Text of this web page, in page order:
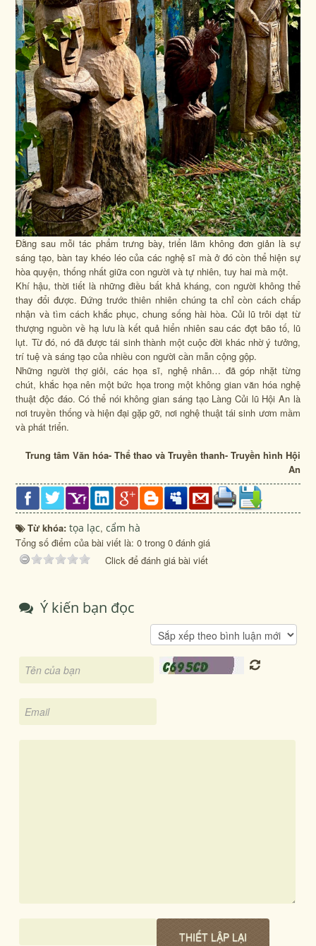
Đằng sau mỗi tác phẩm trưng bày, triển lãm không đơn giản là sự
sáng tạo, bàn tay khéo léo của các nghệ sĩ mà ở đó còn thể hiện sự
hòa quyện, thống nhất giữa con người và tự nhiên, tuy hai mà một.
Khí hậu, thời tiết là những điều bất khả kháng, con người không thể
thay đổi được. Đứng trước thiên nhiên chúng ta chỉ còn cách chấp
nhận và tìm cách khắc phục, chung sống hài hòa. Củi lũ trôi dạt từ
thượng nguồn về hạ lưu là kết quả hiển nhiên sau các đợt bão tố, lũ
lụt. Từ đó, nó đã được tái sinh thành một cuộc đời khác nhờ ý tưởng,
trí tuệ và sáng tạo của nhiều con người cần mẫn cộng gộp.
Những người thợ giỏi, các họa sĩ, nghệ nhân… đã góp nhặt từng
chút, khắc họa nên một bức họa trong một không gian văn hóa nghệ
thuật độc đáo. Có thể nói không gian sáng tạo Làng Củi lũ Hội An là
nơi truyền thống và hiện đại gặp gỡ, nơi nghệ thuật tái sinh ươm mầm
và phát triển.
Trung tâm Văn hóa- Thể thao và Truyền thanh- Truyền hình Hội
An
Từ khóa:tọa lạc,cẩm hà
Tổng số điểm của bài viết là: 0 trong 0 đánh giá
Click để đánh giá bài viết
Ý kiến bạn đọc